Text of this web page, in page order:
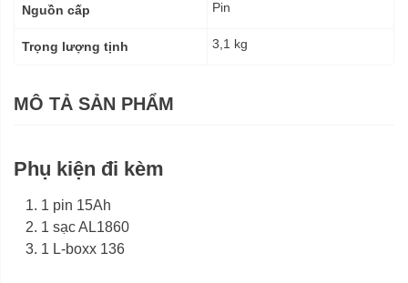
Nguồn cấp Pin
Trọng lượng tịnh 3,1 kg
MÔ TẢ SẢN PHẨM
Phụ kiện đi kèm
1 pin 15Ah
1 sạc AL1860
1 L-boxx 136